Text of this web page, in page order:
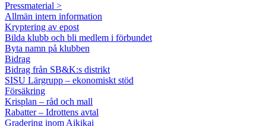
Pressmaterial >
Allmän intern information
Kryptering av epost
Bilda klubb och bli medlem i förbundet
Byta namn på klubben
Bidrag
Bidrag från SB&K:s distrikt
SISU Lärgrupp – ekonomiskt stöd
Försäkring
Krisplan – råd och mall
Rabatter – Idrottens avtal
Gradering inom Aikikai